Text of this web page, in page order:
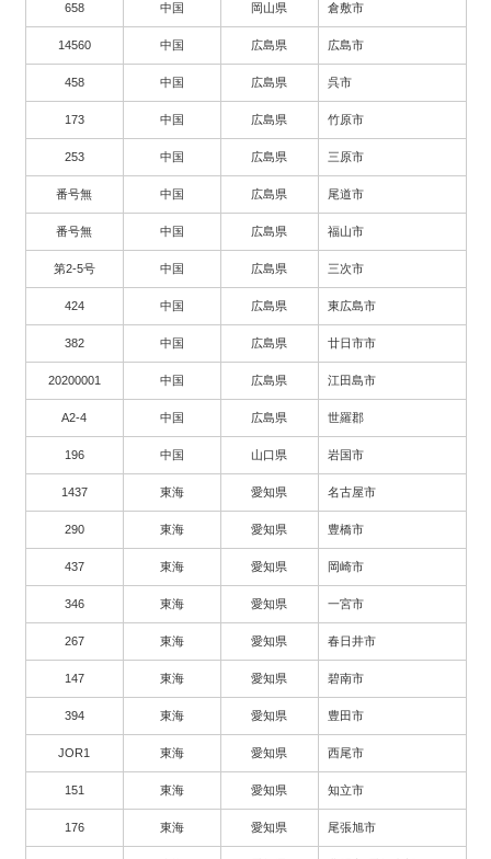
658 中国 岡山県 倉敷市
14560 中国 広島県 広島市
458 中国 広島県 呉市
173 中国 広島県 竹原市
253 中国 広島県 三原市
番号無 中国 広島県 尾道市
番号無 中国 広島県 福山市
第2-5号 中国 広島県 三次市
424 中国 広島県 東広島市
382 中国 広島県 廿日市市
20200001 中国 広島県 江田島市
A2-4 中国 広島県 世羅郡
196 中国 山口県 岩国市
1437 東海 愛知県 名古屋市
290 東海 愛知県 豊橋市
437 東海 愛知県 岡崎市
346 東海 愛知県 一宮市
267 東海 愛知県 春日井市
147 東海 愛知県 碧南市
394 東海 愛知県 豊田市
JOR1 東海 愛知県 西尾市
151 東海 愛知県 知立市
176 東海 愛知県 尾張旭市